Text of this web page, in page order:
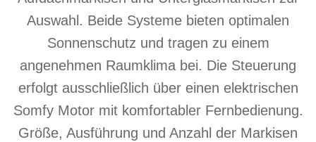
Auswahl. Beide Systeme bieten optimalen
Sonnenschutz und tragen zu einem
angenehmen Raumklima bei. Die Steuerung
erfolgt ausschließlich über einen elektrischen
Somfy Motor mit komfortabler Fernbedienung.
Größe, Ausführung und Anzahl der Markisen